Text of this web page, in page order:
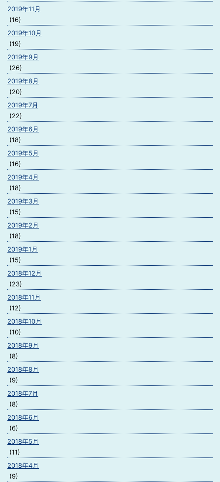
2019年11月
(16)
2019年10月
(19)
2019年9月
(26)
2019年8月
(20)
2019年7月
(22)
2019年6月
(18)
2019年5月
(16)
2019年4月
(18)
2019年3月
(15)
2019年2月
(18)
2019年1月
(15)
2018年12月
(23)
2018年11月
(12)
2018年10月
(10)
2018年9月
(8)
2018年8月
(9)
2018年7月
(8)
2018年6月
(6)
2018年5月
(11)
2018年4月
(9)